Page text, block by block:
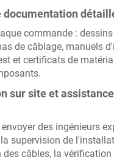
documentation
commande :
de câblage, manuels
et certificats de
sur site et
des ingénieurs
supervision de
des câbles, la